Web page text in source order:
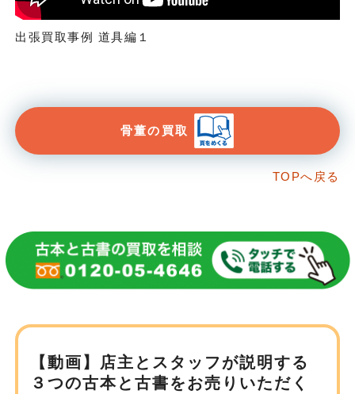
出張買取事例 道具編１
骨董の買取
TOPへ戻る
【動画】店主とスタッフが説明する
３つの古本と古書をお売りいただく